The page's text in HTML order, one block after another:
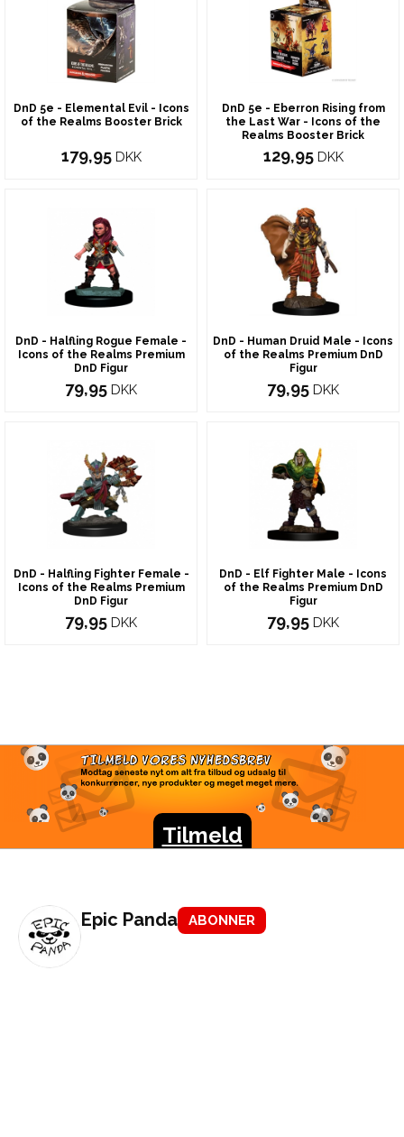
DnD 5e - Elemental Evil - Icons
of the Realms Booster Brick
179,95 DKK
DnD 5e - Eberron Rising from
the Last War - Icons of the
Realms Booster Brick
129,95 DKK
DnD - Halfling Rogue Female -
Icons of the Realms Premium
DnD Figur
79,95 DKK
DnD - Human Druid Male - Icons
of the Realms Premium DnD
Figur
79,95 DKK
DnD - Halfling Fighter Female -
Icons of the Realms Premium
DnD Figur
79,95 DKK
DnD - Elf Fighter Male - Icons
of the Realms Premium DnD
Figur
79,95 DKK
TILMELD VORES
NYHEDSBREV
Modtag seneste nyt om alt fra tilbud og udsalg til
konkurrencer, nye produkter og meget meget mere.
Tilmeld
Epic Panda ABONNER